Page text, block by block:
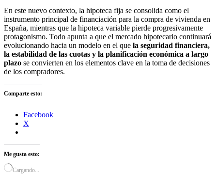
En este nuevo contexto, la hipoteca fija se consolida como el
instrumento principal de financiación para la compra de vivienda en
España, mientras que la hipoteca variable pierde progresivamente
protagonismo. Todo apunta a que el mercado hipotecario continuará
evolucionando hacia un modelo en el que la seguridad financiera,
la estabilidad de las cuotas y la planificación económica a largo
plazo se convierten en los elementos clave en la toma de decisiones
de los compradores.
Comparte esto:
Facebook
X
Me gusta esto:
Cargando...